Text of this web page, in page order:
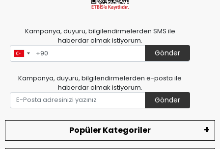
Kampanya, duyuru, bilgilendirmelerden SMS ile
haberdar olmak istiyorum.
Gönder
Kampanya, duyuru, bilgilendirmelerden e-posta ile
haberdar olmak istiyorum.
Gönder
Popüler Kategoriler